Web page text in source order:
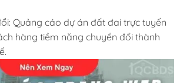
Quảng cáo dự án đất đai trực tuyến
hàng tiềm năng chuyển đổi thành